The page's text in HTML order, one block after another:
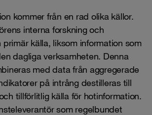
kommer från en rad olika källor.
interna forskning och
primär källa, liksom information som
dagliga verksamheten. Denna
med data från aggregerade
på intrång destilleras till
tillförlitlig källa för hotinformation.
som regelbundet